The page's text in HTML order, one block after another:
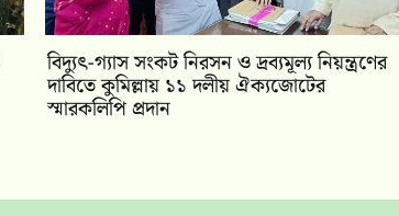
‎বিদ্যুৎ-গ্যাস সংকট নিরসন ও দ্রব্যমূল্য নিয়ন্ত্রণের
দাবিতে কুমিল্লায় ১১ দলীয় ঐক‍্যজোটের
স্মারকলিপি প্রদান